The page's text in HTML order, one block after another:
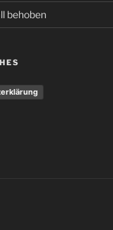
behoben